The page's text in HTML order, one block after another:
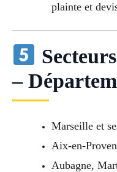
plainte et
–
Marseille et
Aix-en-
Aubagne,